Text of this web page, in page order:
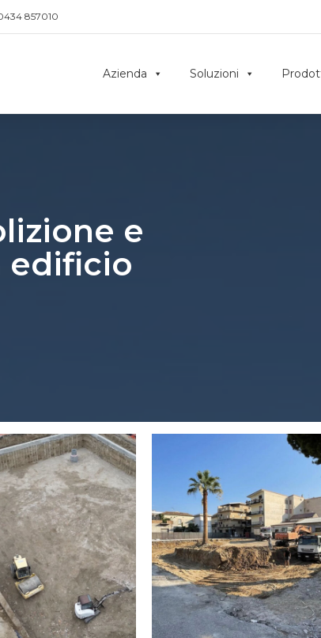
857010
Azienda Soluzioni
e
edificio